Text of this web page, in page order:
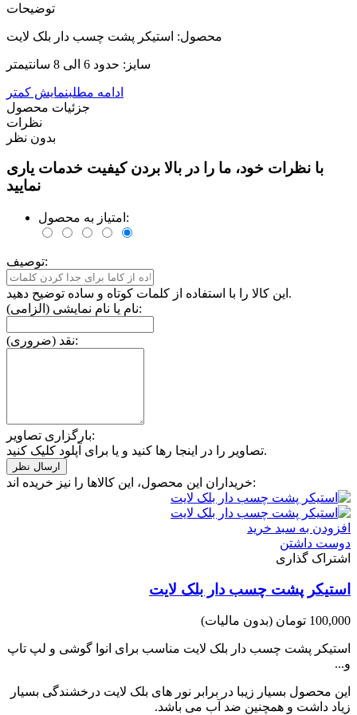
توضیحات
محصول: استیکر پشت چسب دار بلک لایت
سایز: حدود 6 الی 8 سانتیمتر
ادامه مطلبنمایش کمتر
جزئیات محصول
نظرات
بدون نظر
با نظرات خود، ما را در بالا بردن کیفیت خدمات یاری
نمایید
امتیاز به محصول:
توصیف:
این کالا را با استفاده از کلمات کوتاه و ساده توضیح دهید.
نام یا نام نمایشی (الزامی):
نقد (ضروری):
بارگزاری تصاویر:
تصاویر را در اینجا رها کنید و یا برای آپلود کلیک کنید.
خریداران این محصول، این کالاها را نیز خریده اند:
افزودن به سبد خرید
دوست داشتن
اشتراک گذاری
استیکر پشت چسب دار بلک لایت
100,000 تومان (بدون مالیات)
استیکر پشت چسب دار بلک لایت مناسب برای انوا گوشی و لپ تاپ
و...
این محصول بسیار زیبا در برابر نور های بلک لایت درخشندگی بسیار
زیاد داشت و همچنین ضد آب می باشد.